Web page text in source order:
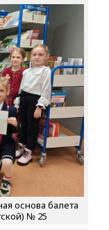
основа балета
№ 25